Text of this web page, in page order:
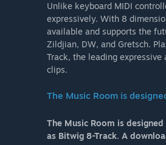
Unlike keyboard MIDI
expressively. With 8
available and supports the
Zildjian, DW, and Gretsch.
Track, the leading
clips.
The Music Room is
The Music Room is
as Bitwig 8-Track. A